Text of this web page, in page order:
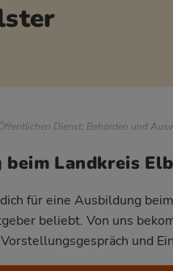
Navigation
Dienst: Behörden und
Landkreis
für eine Ausbildung
beliebt. Von uns
und